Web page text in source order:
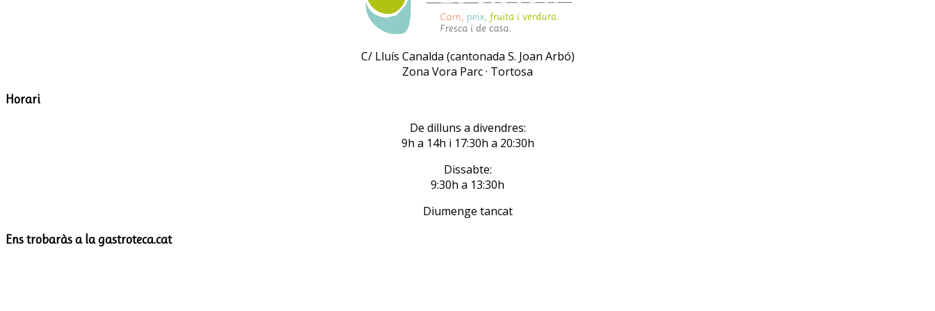
C/ Lluís Canalda (cantonada S. Joan Arbó)
Zona Vora Parc · Tortosa
Horari
De dilluns a divendres:
9h a 14h i 17:30h a 20:30h
Dissabte:
9:30h a 13:30h
Diumenge tancat
Ens trobaràs a la gastroteca.cat